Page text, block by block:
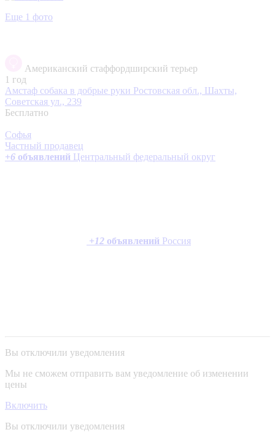
Еще 1 фото
Американский стаффордширский терьер
1 год
Амстаф собака в добрые руки Ростовская обл., Шахты,
Советская ул., 239
Бесплатно
Софья
Частный продавец
+6 объявлений Центральный федеральный округ
+12 объявлений Россия
Вы отключили уведомления
Мы не сможем отправить вам уведомление об изменении
цены
Включить
Вы отключили уведомления